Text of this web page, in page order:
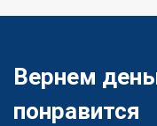
Вернем
понравится